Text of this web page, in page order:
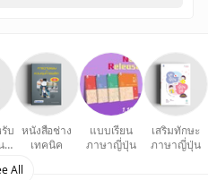
บ หนังสือช่าง
เทคนิค
แบบเรียน
ภาษาญี่ปุ่น
เสริมทักษะ
ภาษาญี่ปุ่น
All